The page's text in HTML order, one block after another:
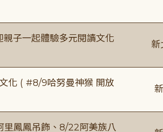
親子一起體驗多元閱讀文化
新
化 ( #8/9哈努曼神猴 開放
里鳳鳳吊飾、8/22阿美族八